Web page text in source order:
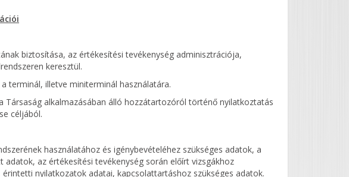
biztosítása, az értékesítési tevékenység adminisztrációja,
keresztül.
terminál, illetve miniterminál használatára.
Társaság alkalmazásában álló hozzátartozóról történő nyilatkoztatás
céljából.
használatához és igénybevételéhez szükséges adatok, a
az értékesítési tevékenység során előírt vizsgákhoz
nyilatkozatok adatai, kapcsolattartáshoz szükséges adatok.